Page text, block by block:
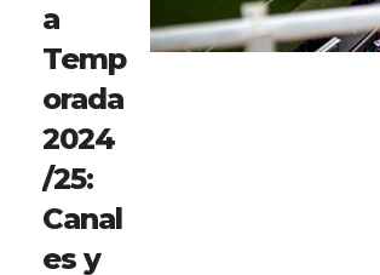
a
Temp
orada
2024
/25:
Canal
es y